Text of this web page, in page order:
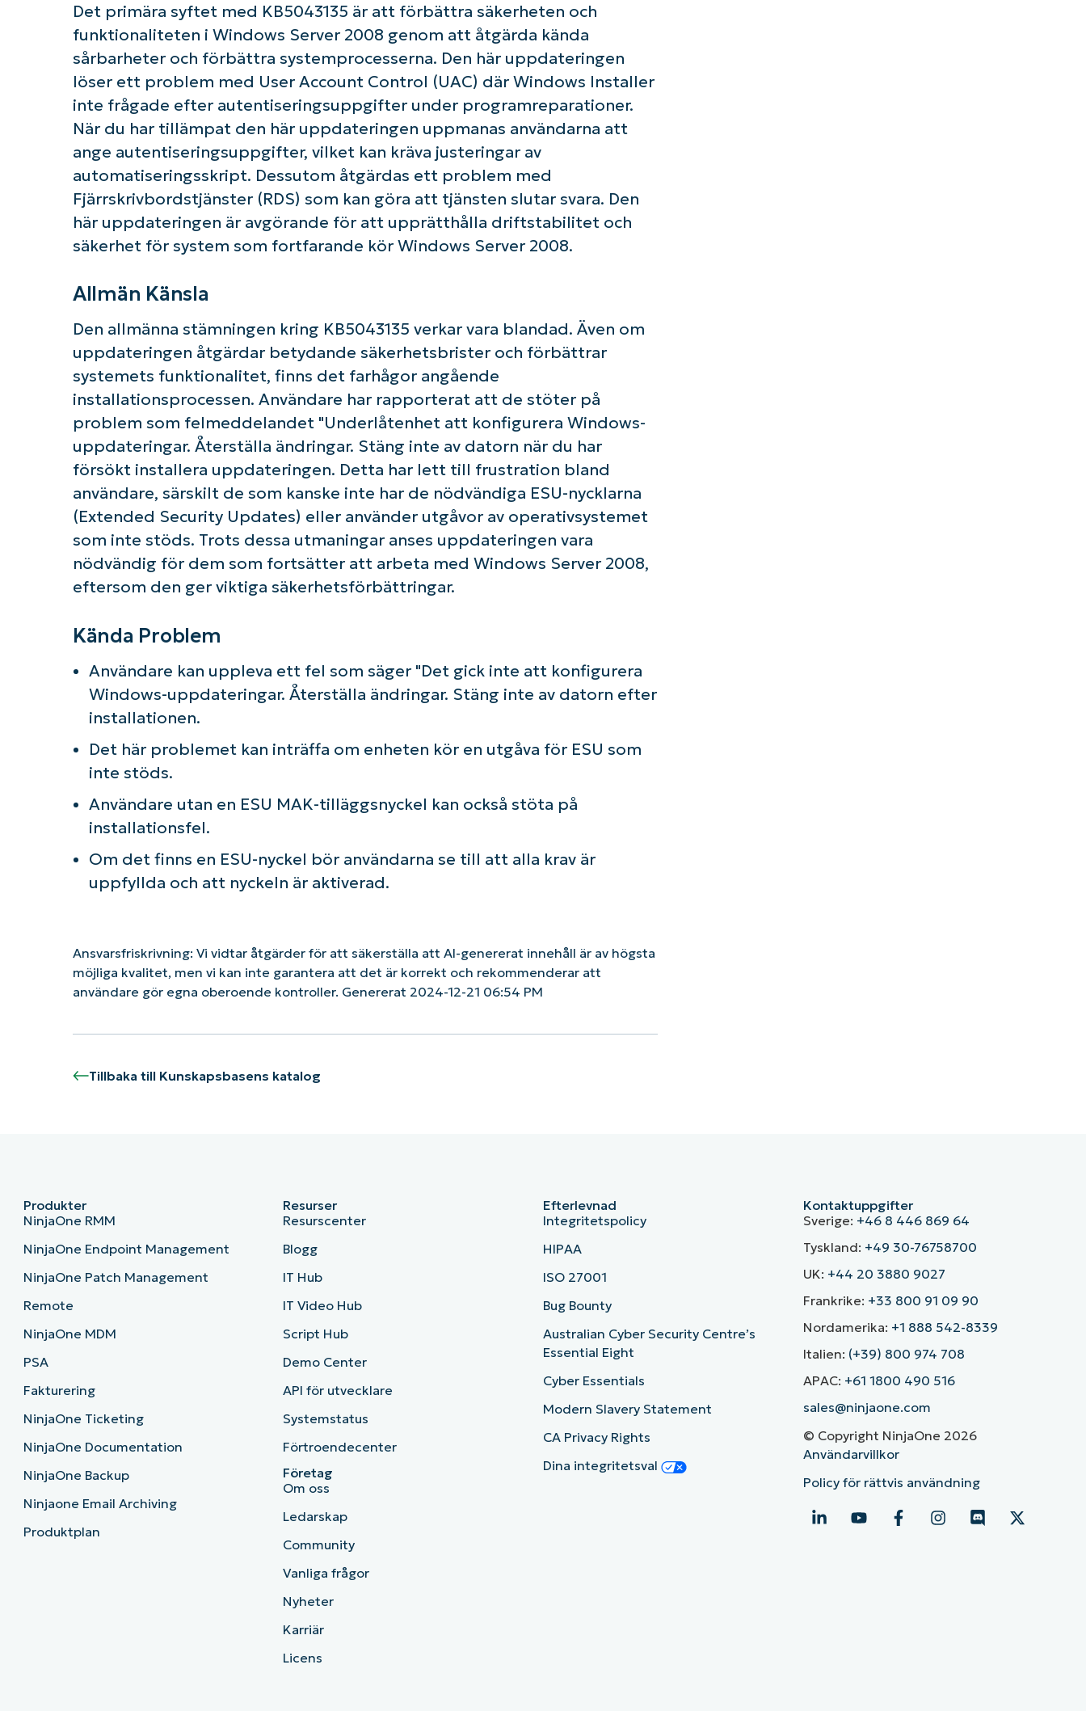
Det primära syftet med KB5043135 är att förbättra säkerheten och
funktionaliteten i Windows Server 2008 genom att åtgärda kända
sårbarheter och förbättra systemprocesserna. Den här uppdateringen
löser ett problem med User Account Control (UAC) där Windows Installer
inte frågade efter autentiseringsuppgifter under programreparationer.
När du har tillämpat den här uppdateringen uppmanas användarna att
ange autentiseringsuppgifter, vilket kan kräva justeringar av
automatiseringsskript. Dessutom åtgärdas ett problem med
Fjärrskrivbordstjänster (RDS) som kan göra att tjänsten slutar svara. Den
här uppdateringen är avgörande för att upprätthålla driftstabilitet och
säkerhet för system som fortfarande kör Windows Server 2008.
Allmän Känsla
Den allmänna stämningen kring KB5043135 verkar vara blandad. Även om
uppdateringen åtgärdar betydande säkerhetsbrister och förbättrar
systemets funktionalitet, finns det farhågor angående
installationsprocessen. Användare har rapporterat att de stöter på
problem som felmeddelandet "Underlåtenhet att konfigurera Windows-
uppdateringar. Återställa ändringar. Stäng inte av datorn när du har
försökt installera uppdateringen. Detta har lett till frustration bland
användare, särskilt de som kanske inte har de nödvändiga ESU-nycklarna
(Extended Security Updates) eller använder utgåvor av operativsystemet
som inte stöds. Trots dessa utmaningar anses uppdateringen vara
nödvändig för dem som fortsätter att arbeta med Windows Server 2008,
eftersom den ger viktiga säkerhetsförbättringar.
Kända Problem
Användare kan uppleva ett fel som säger "Det gick inte att konfigurera
Windows-uppdateringar. Återställa ändringar. Stäng inte av datorn efter
installationen.
Det här problemet kan inträffa om enheten kör en utgåva för ESU som
inte stöds.
Användare utan en ESU MAK-tilläggsnyckel kan också stöta på
installationsfel.
Om det finns en ESU-nyckel bör användarna se till att alla krav är
uppfyllda och att nyckeln är aktiverad.
Ansvarsfriskrivning: Vi vidtar åtgärder för att säkerställa att AI-genererat innehåll är av högsta
möjliga kvalitet, men vi kan inte garantera att det är korrekt och rekommenderar att
användare gör egna oberoende kontroller. Genererat 2024-12-21 06:54 PM
Tillbaka till Kunskapsbasens katalog
Kom igång med NinjaOne AI-drivna KB-analyser!
First
last
name*
Business
email*
Country
name*
Produkter
NinjaOne RMM
NinjaOne Endpoint Management
NinjaOne Patch Management
Remote
NinjaOne MDM
PSA
Fakturering
NinjaOne Ticketing
NinjaOne Documentation
NinjaOne Backup
Ninjaone Email Archiving
Produktplan
Resurser
Resurscenter
Blogg
IT Hub
IT Video Hub
Script Hub
Demo Center
API för utvecklare
Systemstatus
Förtroendecenter
Företag
Om oss
Ledarskap
Community
Vanliga frågor
Nyheter
Karriär
Licens
Efterlevnad
Integritetspolicy
HIPAA
ISO 27001
Bug Bounty
Australian Cyber Security Centre’s
Essential Eight
Cyber Essentials
Modern Slavery Statement
CA Privacy Rights
Dina integritetsval
Kontaktuppgifter
Sverige: +46 8 446 869 64
Tyskland: +49 30-76758700
UK: +44 20 3880 9027
Frankrike: +33 800 91 09 90
Nordamerika: +1 888 542-8339
Italien: (+39) 800 974 708
APAC: +61 1800 490 516
sales@ninjaone.com
© Copyright NinjaOne 2026
Användarvillkor
Policy för rättvis användning